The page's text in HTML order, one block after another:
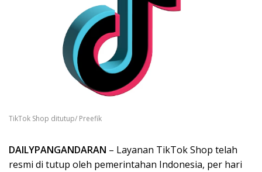
TikTok Shop ditutup/ Preefik
DAILYPANGANDARAN – Layanan TikTok Shop telah
resmi di tutup oleh pemerintahan Indonesia, per hari